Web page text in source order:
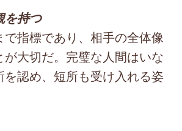
を持つ
指標であり、相手の全体像
が大切だ。完璧な人間はいな
を認め、短所も受け入れる姿